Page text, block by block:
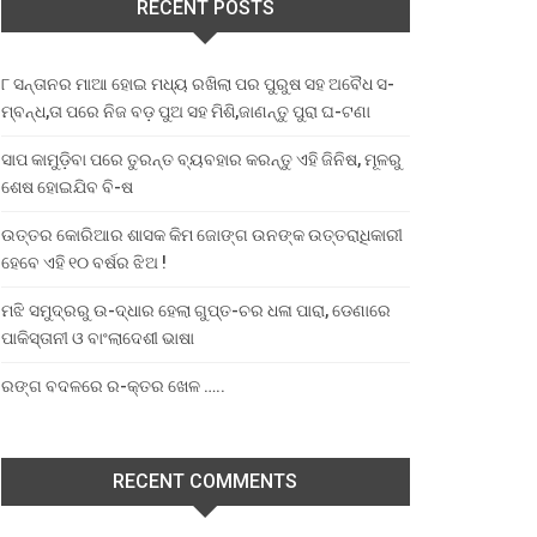
RECENT POSTS
୮ ସନ୍ତାନର ମାଆ ହୋଇ ମଧ୍ୟ ରଖିଲା ପର ପୁରୁଷ ସହ ଅବୈଧ ସ-
ମ୍ବନ୍ଧ,ତା ପରେ ନିଜ ବଡ଼ ପୁଅ ସହ ମିଶି,ଜାଣନ୍ତୁ ପୁରା ଘ-ଟଣା
ସାପ କାମୁଡ଼ିବା ପରେ ତୁରନ୍ତ ବ୍ୟବହାର କରନ୍ତୁ ଏହି ଜିନିଷ, ମୂଳରୁ
ଶେଷ ହୋଇଯିବ ବି-ଷ
ଉତ୍ତର କୋରିଆର ଶାସକ କିମ ଜୋଙ୍ଗ ଉନଙ୍କ ଉତ୍ତରାଧିକାରୀ
ହେବେ ଏହି ୧୦ ବର୍ଷର ଝିଅ !
ମଝି ସମୁଦ୍ରରୁ ଉ-ଦ୍ଧାର ହେଲା ଗୁପ୍ତ-ଚର ଧଳା ପାରା, ଡେଣାରେ
ପାକିସ୍ତାନୀ ଓ ବାଂଲାଦେଶୀ ଭାଷା
ରଙ୍ଗ ବଦଳରେ ର-କ୍ତର ଖେଳ …..
RECENT COMMENTS